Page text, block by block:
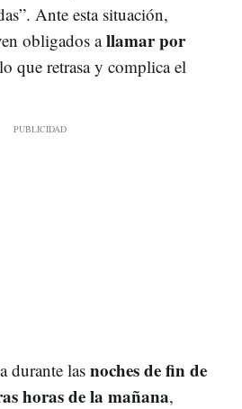
Ante esta situación,
obligados allamar por
que retrasa y complica el
durante las noches de fin de
horas de la mañana,